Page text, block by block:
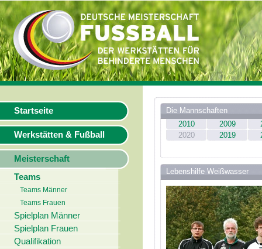
Startseite
Werkstätten & Fußball
Meisterschaft
Teams
Teams Männer
Teams Frauen
Spielplan Männer
Spielplan Frauen
Qualifikation
Die Mannschaften
2010
2009
2020
2019
Lebenshilfe Weißwasser